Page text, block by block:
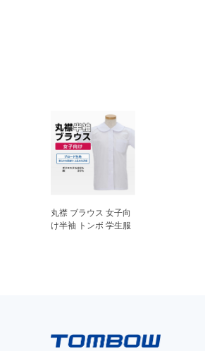
丸襟 ブラウス 女子向
け半袖 トンボ 学生服